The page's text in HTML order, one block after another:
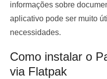
informações sobre
aplicativo pode ser muito
necessidades.
Como instalar o
via Flatpak